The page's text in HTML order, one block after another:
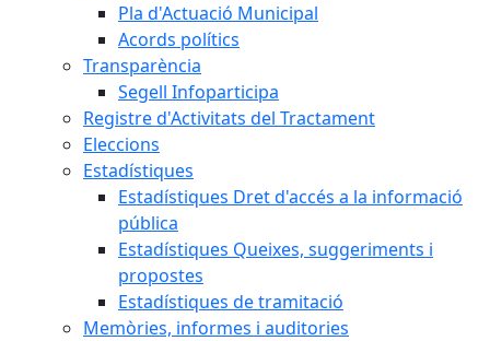
Pla d'Actuació Municipal
Acords polítics
Transparència
Segell Infoparticipa
Registre d'Activitats del Tractament
Eleccions
Estadístiques
Estadístiques Dret d'accés a la informació
pública
Estadístiques Queixes, suggeriments i
propostes
Estadístiques de tramitació
Memòries, informes i auditories